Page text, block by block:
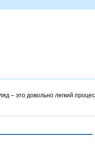
– это довольно легкий